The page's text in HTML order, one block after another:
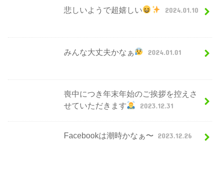
悲しいようで超嬉しい 2024.01.10
みんな大丈夫かなぁ 2024.01.01
喪中につき年末年始のご挨拶を控えさ
せていただきます
2023.12.31
Facebookは潮時かなぁ〜 2023.12.26